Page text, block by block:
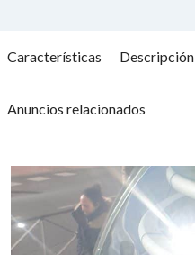
Características Descripción
Anuncios relacionados